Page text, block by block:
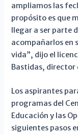
ampliamos las
propósito es que
llegar a ser parte
acompañarlos en
vida”, dijo el
Bastidas, director
Los aspirantes
programas del
Educación y las
siguientes pasos